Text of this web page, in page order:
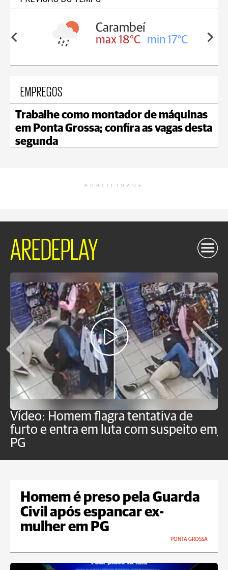
18°C
Carambeí
max 18°C min 17°C
EMPREGOS
Trabalhe como montador de máquinas
em Ponta Grossa; confira as vagas desta
segunda
PUBLICIDADE
AREDEPLAY
Vídeo: Homem flagra tentativa de
furto e entra em luta com suspeito em
PG
Homem é preso pela Guarda
Civil após espancar ex-
mulher em PG
PONTA GROSSA